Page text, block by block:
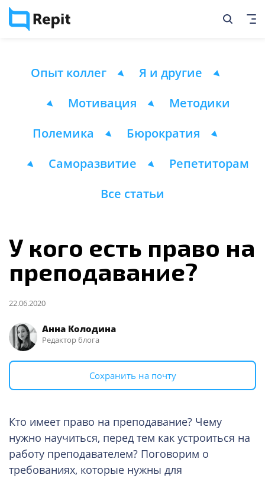
Опыт коллег
Я и другие
Мотивация
Методики
Полемика
Бюрократия
Саморазвитие
Репетиторам
Все статьи
У кого есть право на
преподавание?
22.06.2020
Анна Колодина
Редактор блога
Сохранить на почту
Кто имеет право на преподавание? Чему
нужно научиться, перед тем как устроиться на
работу преподавателем? Поговорим о
требованиях, которые нужны для